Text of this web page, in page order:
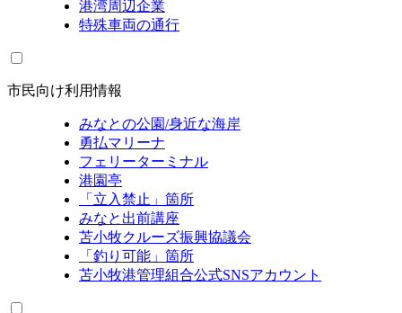
港湾周辺企業
特殊車両の通行
市民向け利用情報
みなとの公園/身近な海岸
勇払マリーナ
フェリーターミナル
港園亭
「立入禁止」箇所
みなと出前講座
苫小牧クルーズ振興協議会
「釣り可能」箇所
苫小牧港管理組合公式SNSアカウント